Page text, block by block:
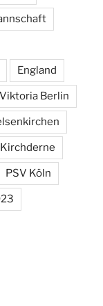
England
Berlin
PSV Köln